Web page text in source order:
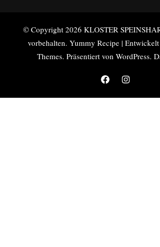
© Copyright 2026 KLOSTER
vorbehalten. Yummy Recipe |
Themes. Präsentiert von WordPress.